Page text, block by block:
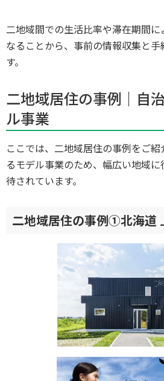
二地域間での生活比率や滞在期間
なることから、事前の情報収集と
す。
二地域居住の事例｜自
ル事業
ここでは、二地域居住の事例をご
るモデル事業のため、幅広い地域
待されています。
二地域居住の事例①北海道